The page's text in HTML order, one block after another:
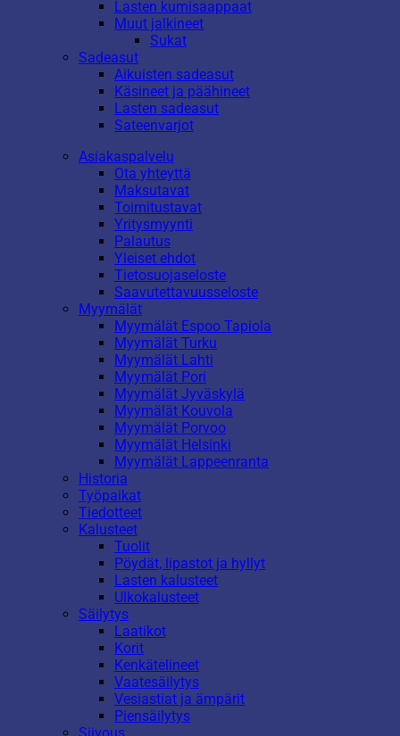
Lasten kumisaappaat
Muut jalkineet
Sukat
Sadeasut
Aikuisten sadeasut
Käsineet ja päähineet
Lasten sadeasut
Sateenvarjot
Asiakaspalvelu
Ota yhteyttä
Maksutavat
Toimitustavat
Yritysmyynti
Palautus
Yleiset ehdot
Tietosuojaseloste
Saavutettavuusseloste
Myymälät
Myymälät Espoo Tapiola
Myymälät Turku
Myymälät Lahti
Myymälät Pori
Myymälät Jyväskylä
Myymälät Kouvola
Myymälät Porvoo
Myymälät Helsinki
Myymälät Lappeenranta
Historia
Työpaikat
Tiedotteet
Kalusteet
Tuolit
Pöydät, lipastot ja hyllyt
Lasten kalusteet
Ulkokalusteet
Säilytys
Laatikot
Korit
Kenkätelineet
Vaatesäilytys
Vesiastiat ja ämpärit
Piensäilytys
Siivous